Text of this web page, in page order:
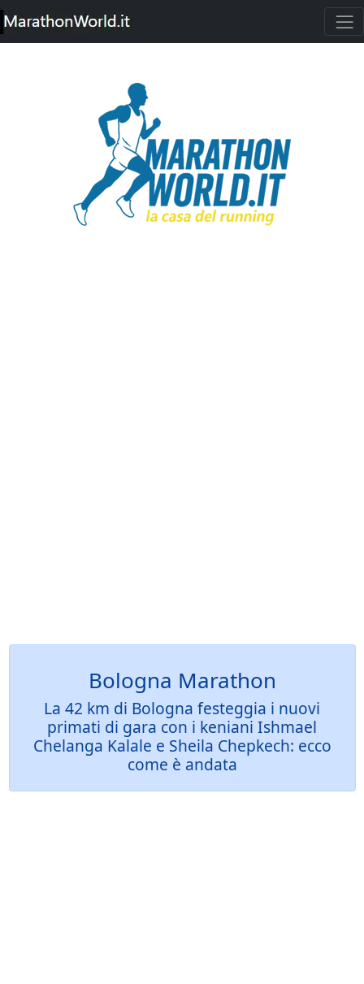
Bologna Marathon
La 42 km di Bologna festeggia i nuovi
primati di gara con i keniani Ishmael
Chelanga Kalale e Sheila Chepkech: ecco
come è andata